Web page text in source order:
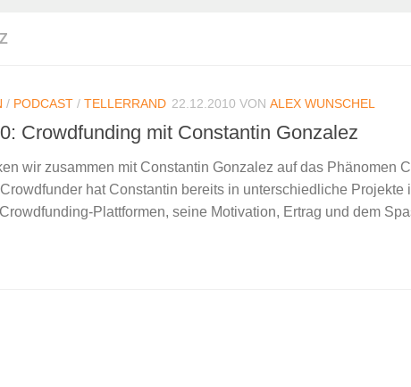
/ PODCAST / TELLERRAND 22.12.2010 VON ALEX WUNSCHEL
Crowdfunding mit Constantin Gonzalez
wir zusammen mit Constantin Gonzalez auf das Phänomen
hat Constantin bereits in unterschiedliche Projekte
Plattformen, seine Motivation, Ertrag und dem